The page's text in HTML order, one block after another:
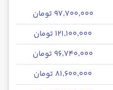
۹۷٬۷۰۰٬۰۰۰ تومان
۱۲۱٬۱۰۰٬۰۰۰ تومان
۹۶٬۷۴۰٬۰۰۰ تومان
۸۱٬۶۰۰٬۰۰۰ تومان